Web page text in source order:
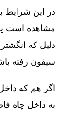
در این شرایط
مشاهده است
دلیل که
سیفون رفته
اگر هم که
به داخل چاه